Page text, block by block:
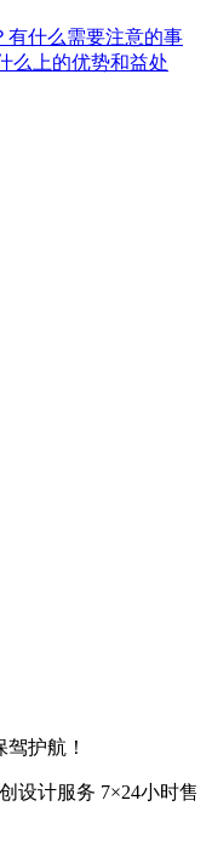
有什么需要注意的事
么上的优势和益处
护航！
设计服务 7×24小时售